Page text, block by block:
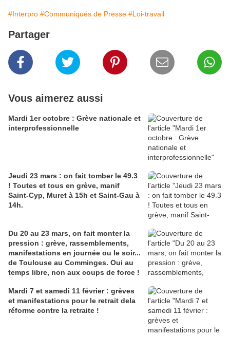
#Interpro #Communiqués de Presse #Loi-travail
Partager
Vous aimerez aussi
Mardi 1er octobre : Grève nationale et
interprofessionnelle
Jeudi 23 mars : on fait tomber le 49.3
! Toutes et tous en grève, manif
Saint-Cyp, Muret à 15h et Saint-Gau à
14h.
Du 20 au 23 mars, on fait monter la
pression : grève, rassemblements,
manifestations en journée ou le soir...
de Toulouse au Comminges. Oui au
temps libre, non aux coups de force !
Mardi 7 et samedi 11 février : grèves
et manifestations pour le retrait dela
réforme contre la retraite !